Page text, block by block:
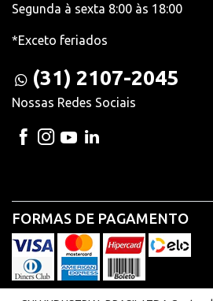
Segunda à sexta 8:00 às 18:00
*Exceto feriados
(31) 2107-2045
Nossas Redes Sociais
FORMAS DE PAGAMENTO